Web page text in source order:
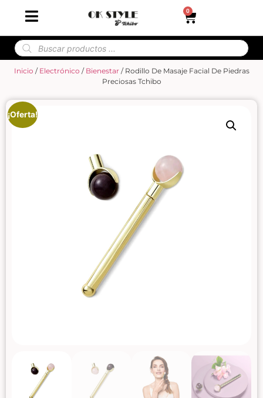
0
Inicio / Electrónico / Bienestar/ Rodillo De Masaje Facial De Piedras
Preciosas Tchibo
¡Oferta!